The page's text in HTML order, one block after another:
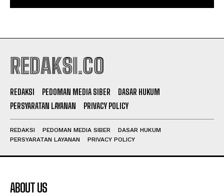
REDAKSI.CO
REDAKSI PEDOMAN MEDIA SIBER
DASAR HUKUM
PERSYARATAN LAYANAN
PRIVACY POLICY
REDAKSI PEDOMAN MEDIA SIBER
DASAR HUKUM
PERSYARATAN LAYANAN
PRIVACY POLICY
ABOUT US